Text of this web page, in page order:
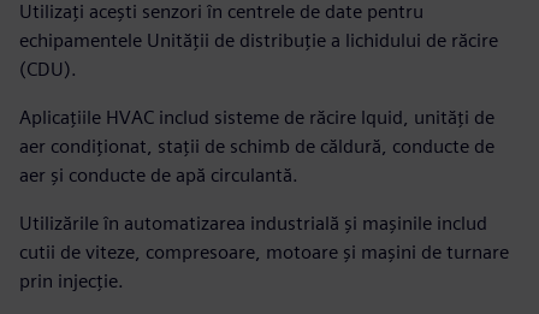
Utilizați acești senzori în centrele de date pentru
echipamentele Unității de distribuție a lichidului de răcire
(CDU).
Aplicațiile HVAC includ sisteme de răcire lquid, unități de
aer condiționat, stații de schimb de căldură, conducte de
aer și conducte de apă circulantă.
Utilizările în automatizarea industrială și mașinile includ
cutii de viteze, compresoare, motoare și mașini de turnare
prin injecție.